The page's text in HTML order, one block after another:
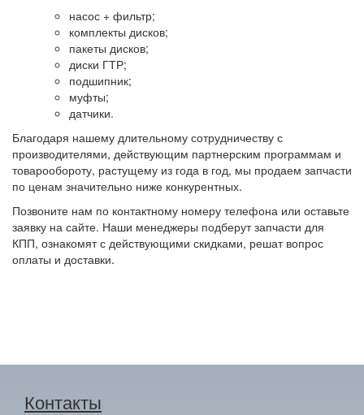
насос + фильтр;
комплекты дисков;
пакеты дисков;
диски ГТР;
подшипник;
муфты;
датчики.
Благодаря нашему длительному сотрудничеству с
производителями, действующим партнерским программам и
товарообороту, растущему из года в год, мы продаем запчасти
по ценам значительно ниже конкурентных.
Позвоните нам по контактному номеру телефона или оставьте
заявку на сайте. Наши менеджеры подберут запчасти для
КПП, ознакомят с действующими скидками, решат вопрос
оплаты и доставки.
Контакты